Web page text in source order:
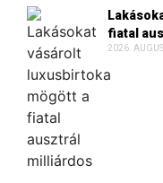
fiatal
2026.